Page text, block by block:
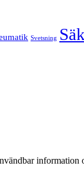
Svetsning
information